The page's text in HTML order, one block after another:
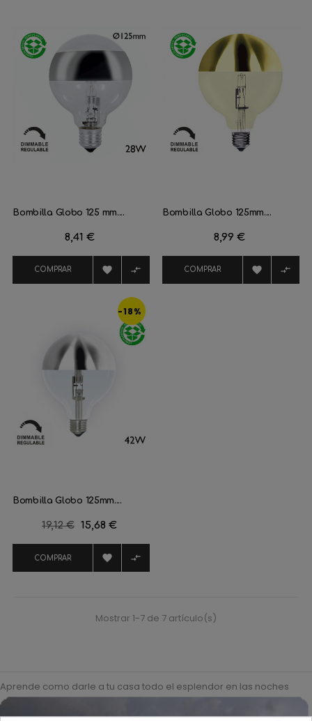
Bombilla Globo 125 mm....
Precio
8,41 €
COMPRAR  
Bombilla Globo 125mm....
Precio
8,99 €
COMPRAR  
-18%
Bombilla Globo 125mm....
Precio
19,12 € Precio
15,68 €
COMPRAR  
Mostrar 1-7 de 7 artículo(s)
Aprende como darle a tu casa todo el esplendor en las noches